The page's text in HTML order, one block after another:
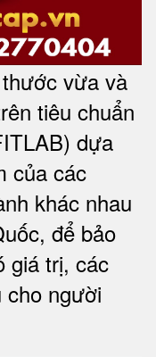
vừa và
tiêu chuẩn
dựa
của các
khác nhau
để bảo
giá trị, các
cho người